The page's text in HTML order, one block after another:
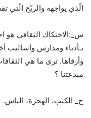
الّذي يواجهه والريّح الّتي
س_:الاحتكاك الثقافي هو
بـأدباء ومدارس
وأرقاها. ترى ما هي
مبدعتنا ؟
ج_ الكتب، الهجرة، الناس.